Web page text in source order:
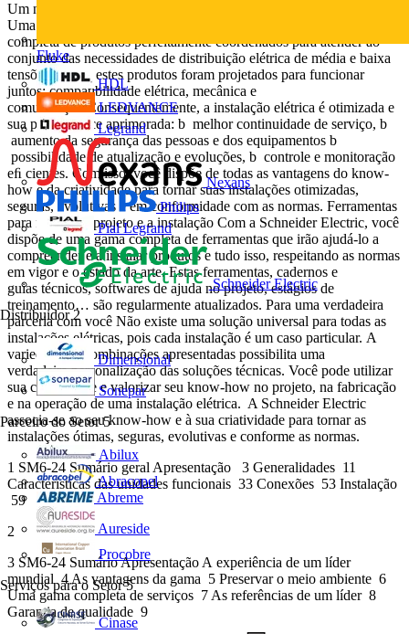
Fluke
HDL
LEDVANCE
Legrand
Nexans
Philips
Pial Legrand
Schneider Electric
Distribuidor 2
Dimensional
Sonepar
Parceiro do Setor 5
Abilux
Abracopel
Abreme
Aureside
Procobre
Serviços para o Setor 5
Cinase
Um novo caminho para a realização de suas instalações elétricas
Uma oferta completa A gama SM6-36 faz parte de uma oferta
completa de produtos perfeitamente coordenados para atender ao
conjunto das necessidades de distribuição elétrica de média e baixa
tensões. Todos estes produtos foram projetados para funcionar
juntos: compatibilidade elétrica, mecânica e
comunicação.Consequentemente, a instalação elétrica é otimizada e
sua performance aprimorada: b melhor continuidade de serviço, b
aumento da segurança das pessoas e dos equipamentos b
possibilidade de atualização e evoluções, b controle e monitoração
eﬁ cientes. Com isso, você dispõe de todas as vantagens do know-
how e da criatividade para tornar suas instalações otimizadas,
seguras, evolutivas e em conformidade com as normas. Ferramentas
para facilitar o projeto e a instalação Com a Schneider Electric, você
dispõe de uma gama completa de ferramentas que irão ajudá-lo a
compreender e a instalar produtos e tudo isso, respeitando as normas
em vigor e o estado da arte. Estas ferramentas, cadernos e
guias técnicos, softwares de ajuda no projeto, estágios de
treinamento… são regularmente atualizados. Para uma verdadeira
parceria com você Não existe uma solução universal para todas as
instalações elétricas, pois cada instalação é um caso particular. A
variedade de combinações apresentadas possibilita uma
verdadeira personalização das soluções técnicas. Você pode utilizar
sua criatividade e valorizar seu know-how no projeto, na fabricação
e na operação de uma instalação elétrica. A Schneider Electric
associa-se ao seu know-how e à sua criatividade para tornar as
instalações ótimas, seguras, evolutivas e conforme as normas.
1 SM6-24 Sumário geral Apresentação 3 Generalidades 11
Características das unidades funcionais 33 Conexões 53 Instalação
59
2
3 SM6-24 Sumário Apresentação A experiência de um líder
mundial 4 As vantagens da gama 5 Preservar o meio ambiente 6
Uma gama completa de serviços 7 As referências de um líder 8
Garantia de qualidade 9